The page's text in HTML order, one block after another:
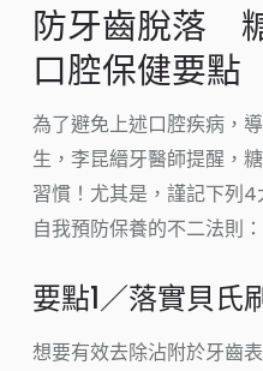
防牙齒脫落
口腔保健要點
為了避免上述口腔疾病，
生，李昆縉牙醫師提醒，
習慣！尤其是，謹記下列
自我預防保養的不二法則：
要點1／落實貝氏
想要有效去除沾附於牙齒